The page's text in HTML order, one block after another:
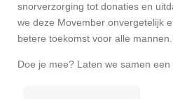
snorverzorging tot donaties en
we deze Movember onvergetelijk
betere toekomst voor alle mannen.
Doe je mee? Laten we samen